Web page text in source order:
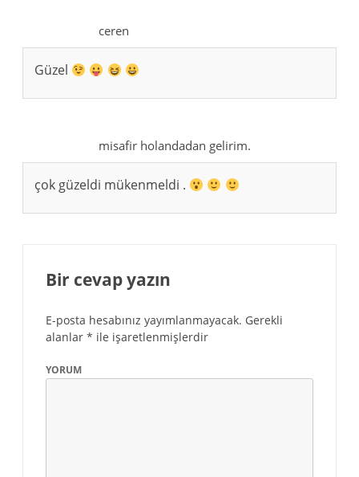
ceren
Güzel
misafir holandadan gelirim.
çok güzeldi mükenmeldi .
Bir cevap yazın
E-posta hesabınız yayımlanmayacak. Gerekli
alanlar * ile işaretlenmişlerdir
YORUM